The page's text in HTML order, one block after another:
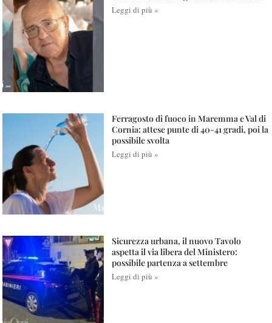
Leggi di più »
Ferragosto di fuoco in Maremma e Val di
Cornia: attese punte di 40-41 gradi, poi la
possibile svolta
Leggi di più »
Sicurezza urbana, il nuovo Tavolo
aspetta il via libera del Ministero:
possibile partenza a settembre
Leggi di più »